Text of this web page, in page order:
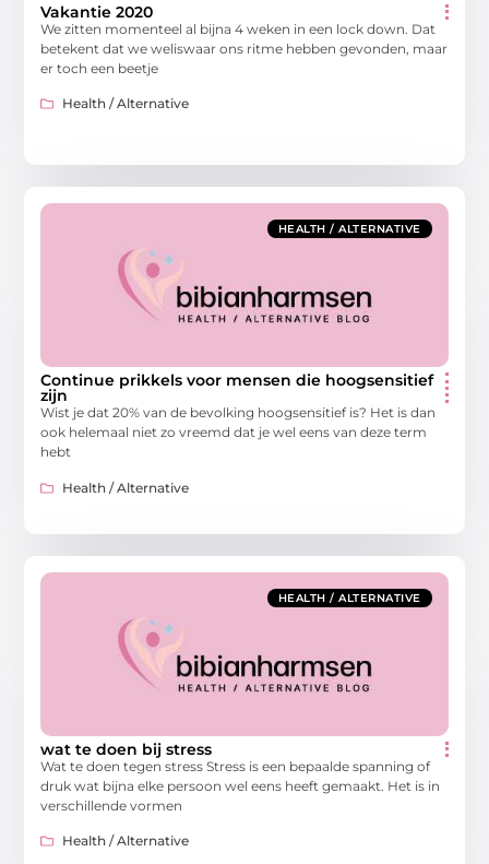
Vakantie 2020
We zitten momenteel al bijna 4 weken in een lock down. Dat
betekent dat we weliswaar ons ritme hebben gevonden, maar
er toch een beetje
Health / Alternative
HEALTH / ALTERNATIVE
Continue prikkels voor mensen die hoogsensitief
zijn
Wist je dat 20% van de bevolking hoogsensitief is? Het is dan
ook helemaal niet zo vreemd dat je wel eens van deze term
hebt
Health / Alternative
HEALTH / ALTERNATIVE
wat te doen bij stress
Wat te doen tegen stress Stress is een bepaalde spanning of
druk wat bijna elke persoon wel eens heeft gemaakt. Het is in
verschillende vormen
Health / Alternative